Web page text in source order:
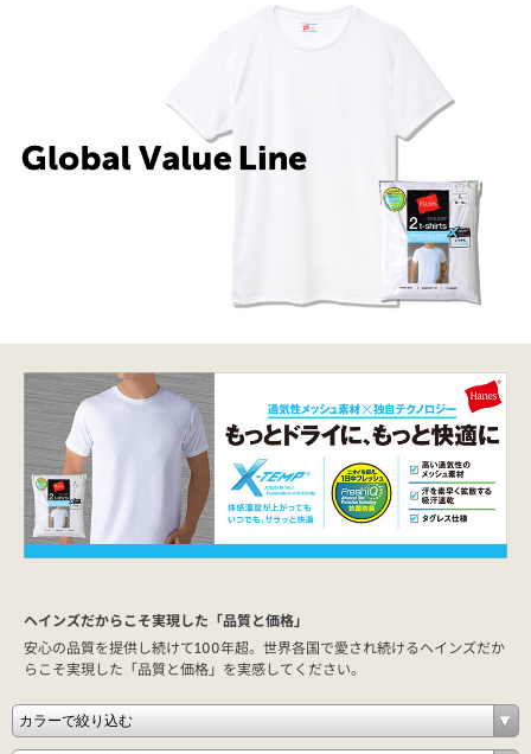
ヘインズだからこそ実現した「品質と価格」
安心の品質を提供し続けて100年超。世界各国で愛され続けるヘインズだか
らこそ実現した「品質と価格」を実感してください。